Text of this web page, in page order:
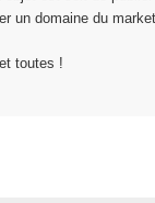
un domaine du
toutes !